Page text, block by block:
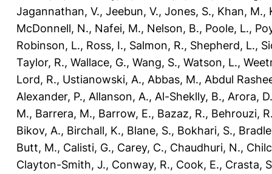
Jagannathan, V., Jeebun, V., Jones, S., Khan, M.,
McDonnell, N., Nafei, M., Nelson, B., Poole, L.,
Robinson, L., Ross, I., Salmon, R., Shepherd, L.,
Taylor, R., Wallace, G., Wang, S., Watson, L.,
Lord, R., Ustianowski, A., Abbas, M., Abdul
Alexander, P., Allanson, A., Al-Sheklly, B., Arora, D.
M., Barrera, M., Barrow, E., Bazaz, R., Behrouzi,
Bikov, A., Birchall, K., Blane, S., Bokhari, S.,
Butt, M., Calisti, G., Carey, C., Chaudhuri, N.,
Clayton-Smith, J., Conway, R., Cook, E., Crasta,